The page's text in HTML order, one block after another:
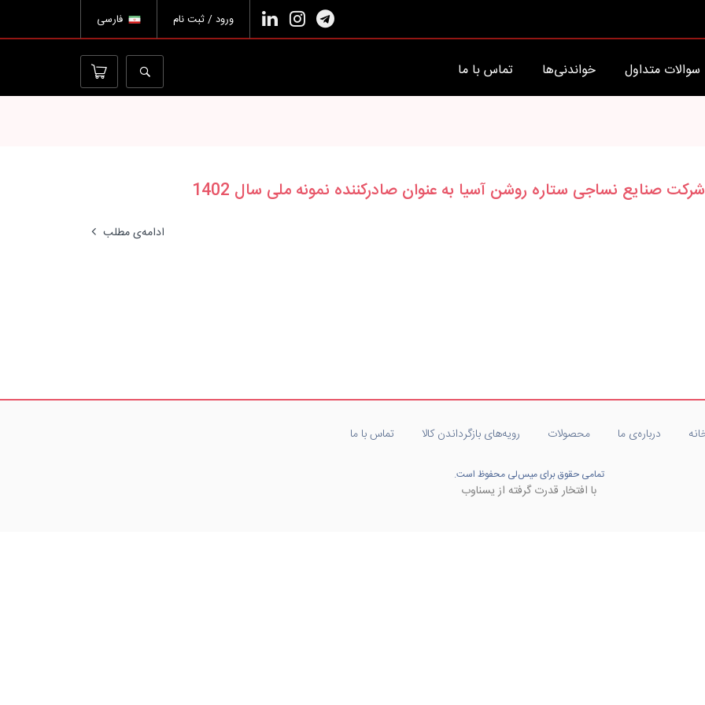
فارسی ورود / ثبت نام
سوالات متداول خواندنی‌ها تماس با ما
صنایع نساجی ستاره روشن آسیا به عنوان صادرکننده نمونه ملی سال 1402
ادامه‌ی مطلب
درباره‌ی ما محصولات رویه‌های بازگرداندن کالا تماس با ما
تمامی حقوق برای میس‌لی محفوظ است.
با افتخار قدرت گرفته از یسناوب